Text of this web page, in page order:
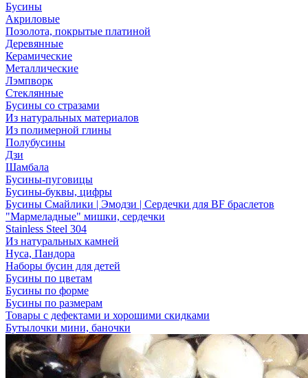
Бусины
Акриловые
Позолота, покрытые платиной
Деревянные
Керамические
Металлические
Лэмпворк
Стеклянные
Бусины со стразами
Из натуральных материалов
Из полимерной глины
Полубусины
Дзи
Шамбала
Бусины-пуговицы
Бусины-буквы, цифры
Бусины Смайлики | Эмодзи | Сердечки для BF браслетов
"Мармеладные" мишки, сердечки
Stainless Steel 304
Из натуральных камней
Нуса, Пандора
Наборы бусин для детей
Бусины по цветам
Бусины по форме
Бусины по размерам
Товары с дефектами и хорошими скидками
Бутылочки мини, баночки